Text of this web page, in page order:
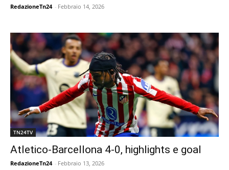
RedazioneTn24 - Febbraio 14, 2026
TN24TV
Atletico-Barcellona 4-0, highlights e goal
RedazioneTn24 - Febbraio 13, 2026